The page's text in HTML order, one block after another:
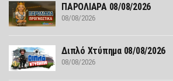
ΠΑΡΟΛΙΑΡΑ 08/08/2026
08/08/2026
Διπλό Χτύπημα 08/08/2026
08/08/2026